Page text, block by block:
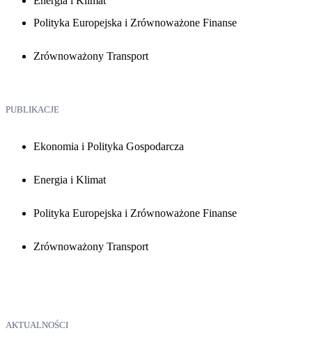
Polityka Europejska i Zrównoważone Finanse
Zrównoważony Transport
PUBLIKACJE
Ekonomia i Polityka Gospodarcza
Energia i Klimat
Polityka Europejska i Zrównoważone Finanse
Zrównoważony Transport
AKTUALNOŚCI